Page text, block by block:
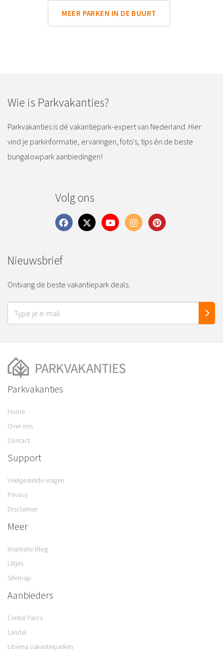
MEER PARKEN IN DE BUURT
Wie is Parkvakanties?
Parkvakanties is dé vakantiepark-expert van Nederland. Hier
vind je parkinformatie, ervaringen, foto's, tips én de beste
bungalowpark aanbiedingen!
Volg ons
Nieuwsbrief
Ontvang de beste vakantiepark deals.
Parkvakanties
Home
Over ons
Contact
Support
Veelgestelde vragen
Privacy
Disclaimer
Meer
Inspiratie Blog
Uitjes
Sitemap
Aanbieders
Center Parcs
Landal
Libéma Vakantieparken